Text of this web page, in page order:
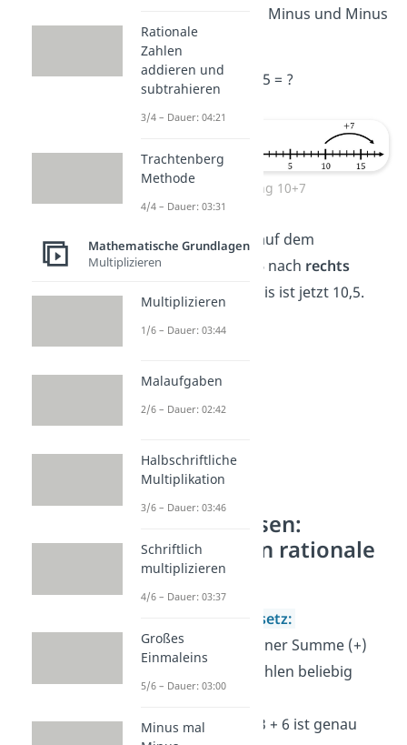
. Denn Minus und Minus
ergibtPlus
10 + 0,5 = ?
Rechnung 10+7
Danach kannst du auf dem
Zahlenstrahl
um 0,5nach rechts
gehen. Dein Ergebnis ist jetzt 10,5.
Expertenwissen:
Rechenregeln rationale
Zahlen
Kommutativgesetz:
Du kannst bei einer Summe (+)
die einzelnen Zahlen beliebig
Das bedeutet: 3 + 6 ist genau
Rationale
Zahlen
addieren und
subtrahieren
3/4 – Dauer: 04:21
Trachtenberg
Methode
4/4 – Dauer: 03:31
Mathematische Grundlagen
Multiplizieren
Multiplizieren
1/6 – Dauer: 03:44
Malaufgaben
2/6 – Dauer: 02:42
Halbschriftliche
Multiplikation
3/6 – Dauer: 03:46
Schriftlich
multiplizieren
4/6 – Dauer: 03:37
Großes
Einmaleins
5/6 – Dauer: 03:00
Minus mal